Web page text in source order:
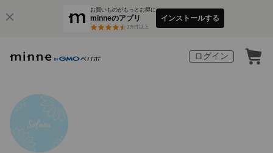
お買いものがもっとお得に
minneのアプリ
3万件以上
インストールする
ログイン